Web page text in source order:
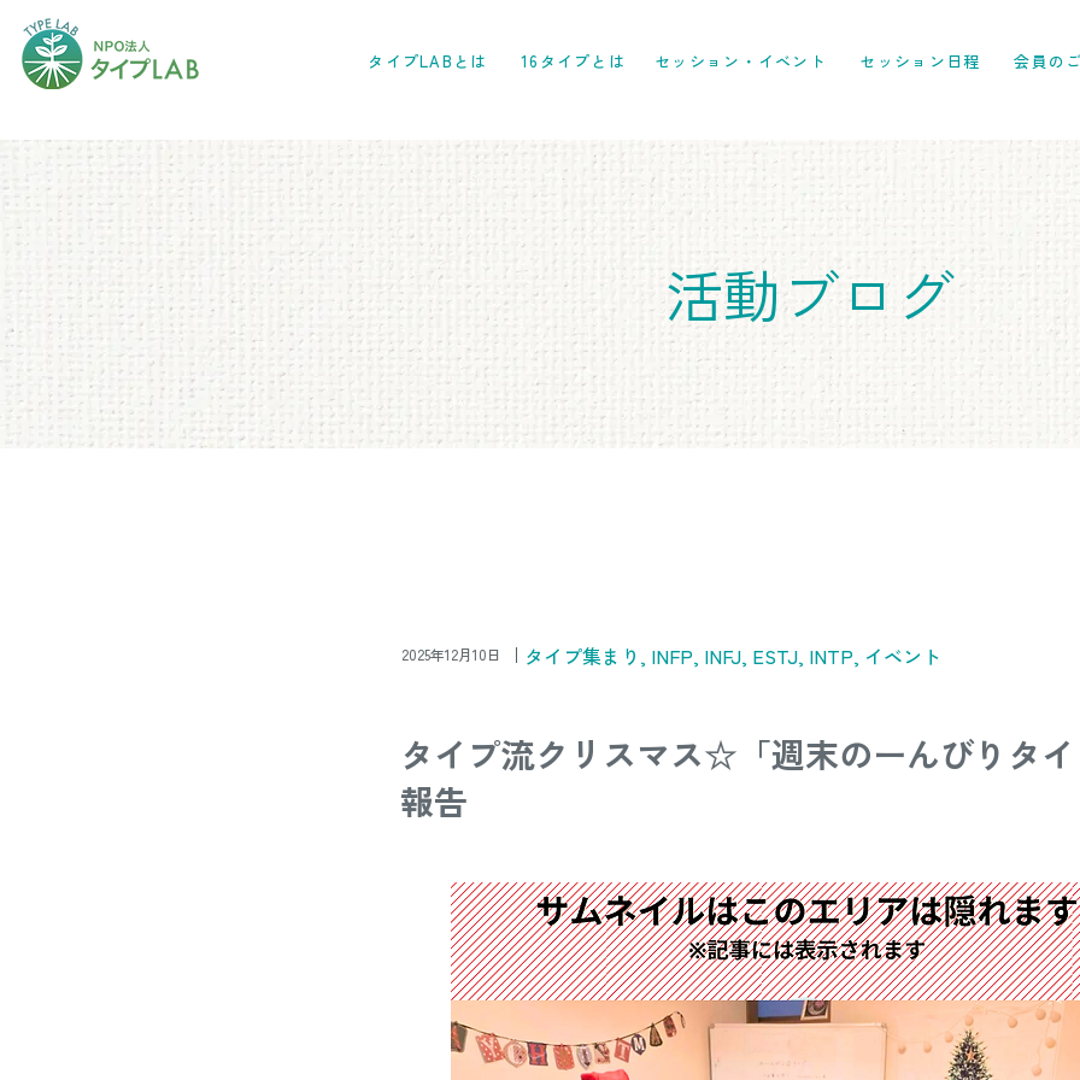
タイプLABとは 16タイプとは セッション・イベント セッション日程 会員の
​活動ブログ
2025年12月10日 タイプ集まり, INFP, INFJ, ESTJ, INTP, イベント
タイプ流クリスマス☆「週末のーんびりタ
報告